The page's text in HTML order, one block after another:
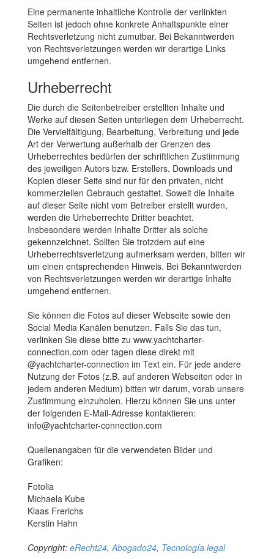
Eine permanente inhaltliche Kontrolle der verlinkten
Seiten ist jedoch ohne konkrete Anhaltspunkte einer
Rechtsverletzung nicht zumutbar. Bei Bekanntwerden
von Rechtsverletzungen werden wir derartige Links
umgehend entfernen.
Urheberrecht
Die durch die Seitenbetreiber erstellten Inhalte und
Werke auf diesen Seiten unterliegen dem Urheberrecht.
Die Vervielfältigung, Bearbeitung, Verbreitung und jede
Art der Verwertung außerhalb der Grenzen des
Urheberrechtes bedürfen der schriftlichen Zustimmung
des jeweiligen Autors bzw. Erstellers. Downloads und
Kopien dieser Seite sind nur für den privaten, nicht
kommerziellen Gebrauch gestattet. Soweit die Inhalte
auf dieser Seite nicht vom Betreiber erstellt wurden,
werden die Urheberrechte Dritter beachtet.
Insbesondere werden Inhalte Dritter als solche
gekennzeichnet. Sollten Sie trotzdem auf eine
Urheberrechtsverletzung aufmerksam werden, bitten wir
um einen entsprechenden Hinweis. Bei Bekanntwerden
von Rechtsverletzungen werden wir derartige Inhalte
umgehend entfernen.
Sie können die Fotos auf dieser Webseite sowie den
Social Media Kanälen benutzen. Falls Sie das tun,
verlinken Sie diese bitte zu www.yachtcharter-
connection.com oder tagen diese direkt mit
@yachtcharter-connection im Text ein. Für jede andere
Nutzung der Fotos (z.B. auf anderen Webseiten oder in
jedem anderen Medium) bitten wir darum, vorab unsere
Zustimmung einzuholen. Hierzu können Sie uns unter
der folgenden E-Mail-Adresse kontaktieren:
info@yachtcharter-connection.com
Quellenangaben für die verwendeten Bilder und
Grafiken:
Fotolia
Michaela Kube
Klaas Frerichs
Kerstin Hahn
Copyright: eRecht24, Abogado24, Tecnología.legal